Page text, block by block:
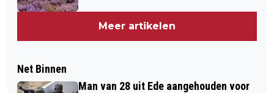
Meer artikelen
Net Binnen
Man van 28 uit Ede aangehouden voor